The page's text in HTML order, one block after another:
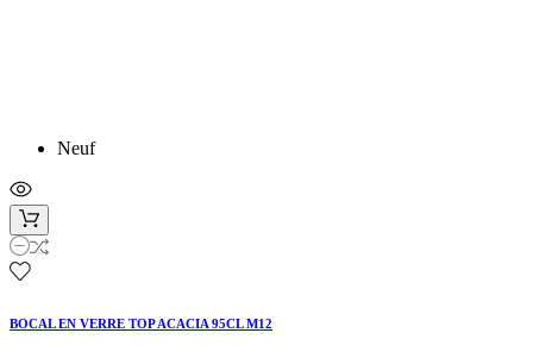
Neuf
BOCAL EN VERRE TOP ACACIA 95CL M12